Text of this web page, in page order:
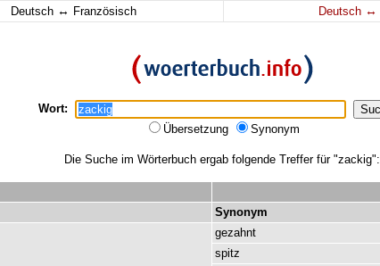
Deutsch ↔ Französisch Deutsch ↔
Wort:
Übersetzung
Synonym
Die Suche im Wörterbuch ergab folgende Treffer für "zackig":
Synonym
gezahnt
spitz